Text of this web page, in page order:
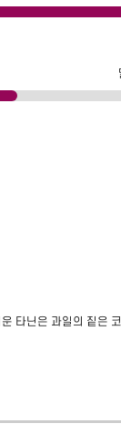
타닌은 과일의 짙은